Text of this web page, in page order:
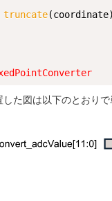
truncate
た図は以下のとおりで